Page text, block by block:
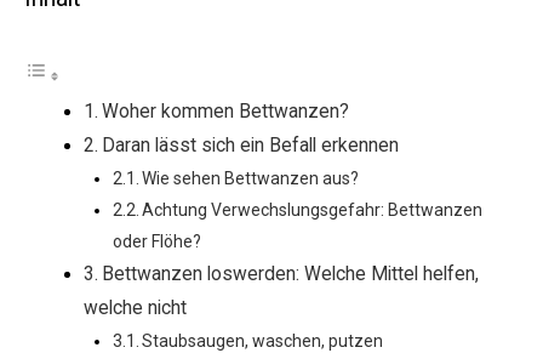
Woher kommen Bettwanzen?
Daran lässt sich ein Befall erkennen
Wie sehen Bettwanzen aus?
Achtung Verwechslungsgefahr: Bettwanzen
oder Flöhe?
Bettwanzen loswerden: Welche Mittel helfen,
welche nicht
Staubsaugen, waschen, putzen